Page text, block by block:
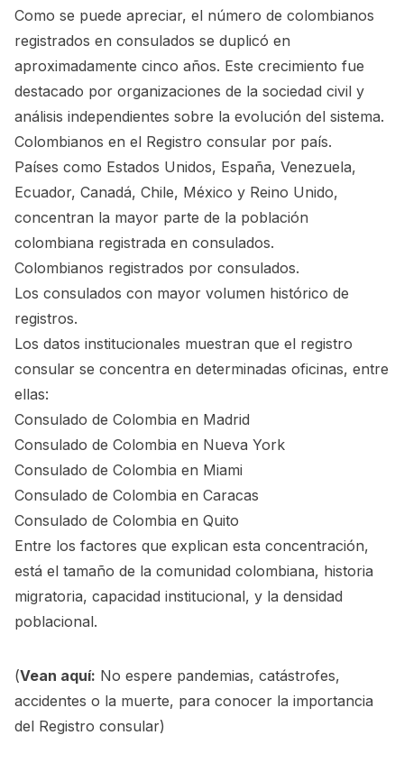
Como se puede apreciar, el número de colombianos
registrados en consulados se duplicó en
aproximadamente cinco años. Este crecimiento fue
destacado por organizaciones de la sociedad civil y
análisis independientes sobre la evolución del sistema.
Colombianos en el Registro consular por país.
Países como Estados Unidos, España, Venezuela,
Ecuador, Canadá, Chile, México y Reino Unido,
concentran la mayor parte de la población
colombiana registrada en consulados.
Colombianos registrados por consulados.
Los consulados con mayor volumen histórico de
registros.
Los datos institucionales muestran que el registro
consular se concentra en determinadas oficinas, entre
ellas:
Consulado de Colombia en Madrid
Consulado de Colombia en Nueva York
Consulado de Colombia en Miami
Consulado de Colombia en Caracas
Consulado de Colombia en Quito
Entre los factores que explican esta concentración,
está el tamaño de la comunidad colombiana, historia
migratoria, capacidad institucional, y la densidad
poblacional.
(Vean aquí: No espere pandemias, catástrofes,
accidentes o la muerte, para conocer la importancia
del Registro consular)